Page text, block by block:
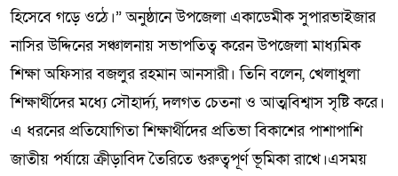
হিসেবে গড়ে ওঠে।” অনুষ্ঠানে উপজেলা একাডেমীক সুপারভাইজার
নাসির উদ্দিনের সঞ্চালনায় সভাপতিত্ব করেন উপজেলা মাধ্যমিক
শিক্ষা অফিসার বজলুর রহমান আনসারী। তিনি বলেন, খেলাধুলা
শিক্ষার্থীদের মধ্যে সৌহার্দ্য, দলগত চেতনা ও আত্মবিশ্বাস সৃষ্টি করে।
এ ধরনের প্রতিযোগিতা শিক্ষার্থীদের প্রতিভা বিকাশের পাশাপাশি
জাতীয় পর্যায়ে ক্রীড়াবিদ তৈরিতে গুরুত্বপূর্ণ ভূমিকা রাখে।এসময়